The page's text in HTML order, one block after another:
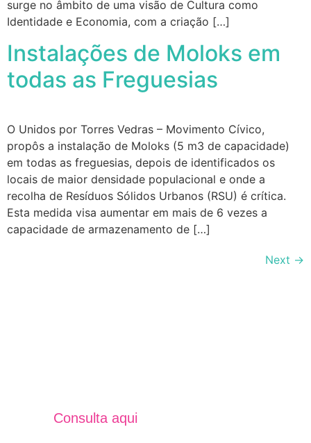
surge no âmbito de uma visão de Cultura como
Identidade e Economia, com a criação […]
Instalações de Moloks em
todas as Freguesias
O Unidos por Torres Vedras – Movimento Cívico,
propôs a instalação de Moloks (5 m3 de capacidade)
em todas as freguesias, depois de identificados os
locais de maior densidade populacional e onde a
recolha de Resíduos Sólidos Urbanos (RSU) é crítica.
Esta medida visa aumentar em mais de 6 vezes a
capacidade de armazenamento de […]
Next →
Consulta aqui